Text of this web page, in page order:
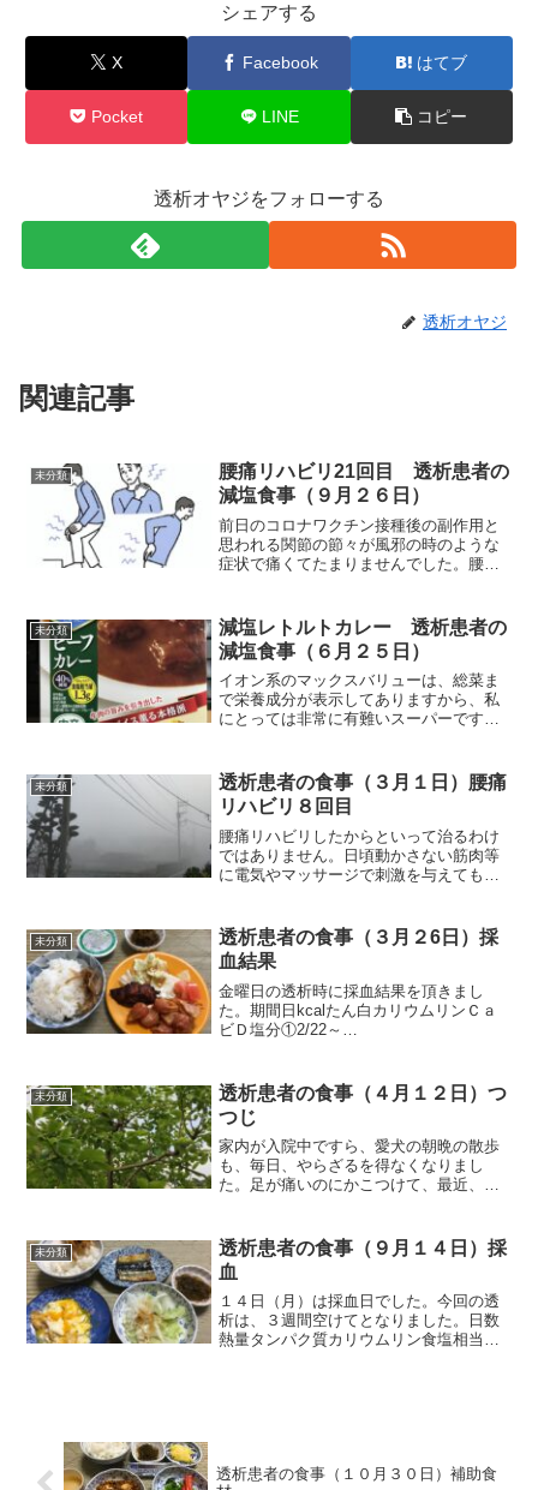
シェアする
X Facebook はてブ
Pocket LINE コピー
透析オヤジをフォローする
透析オヤジ
関連記事
未分類
腰痛リハビリ21回目 透析患者の
減塩食事（９月２６日）
前日のコロナワクチン接種後の副作用と
思われる関節の節々が風邪の時のような
症状で痛くてたまりませんでした。腰痛
色々マッサージしてもらった結果、帰る
時には痛みもかなり弱まって...
未分類
減塩レトルトカレー 透析患者の
減塩食事（６月２５日）
イオン系のマックスバリューは、総菜ま
で栄養成分が表示してありますから、私
にとっては非常に有難いスーパーです。
で即、買いました。栄養成分はカリウ
ム、リンも表示してあります...
未分類
透析患者の食事（３月１日）腰痛
リハビリ８回目
腰痛リハビリしたからといって治るわけ
ではありません。日頃動かさない筋肉等
に電気やマッサージで刺激を与えてもら
い始めて８回目でした。電気治療、ホッ
トパック、マッサージ、レ...
未分類
透析患者の食事（３月２6日）採
血結果
金曜日の透析時に採血結果を頂きまし
た。期間日kcalたん白カリウムリンＣａ
ビＤ塩分①2/22～
3/21131709.1759.42986.2...
未分類
透析患者の食事（４月１２日）つ
つじ
家内が入院中ですら、愛犬の朝晩の散歩
も、毎日、やらざるを得なくなりまし
た。足が痛いのにかこつけて、最近、外
ようになりました。歩く時、足は痛みま
すが、休み休み歩いて...
未分類
透析患者の食事（９月１４日）採
血
１４日（月）は採血日でした。今回の透
析は、３週間空けてとなりました。日数
熱量タンパク質カリウムリン食塩相当
透析患者の食事（１０月３０日）補助食